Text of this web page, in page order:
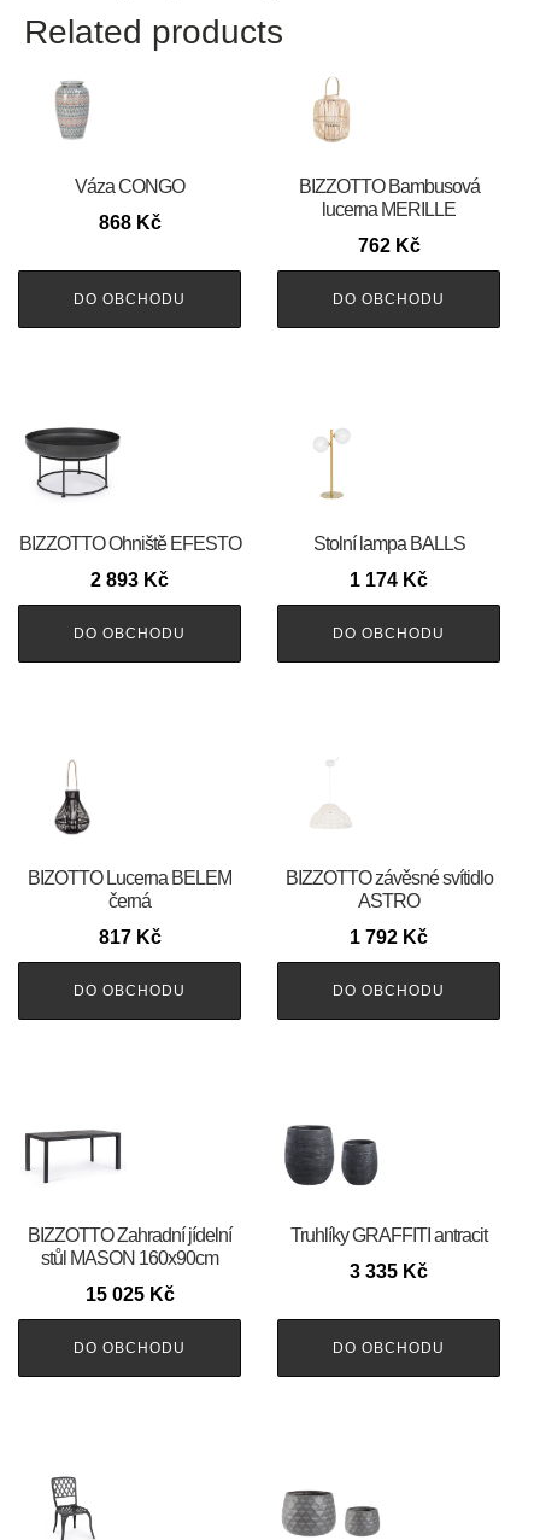
Related products
Váza CONGO
868 Kč
DO OBCHODU
BIZZOTTO Bambusová
lucerna MERILLE
762 Kč
DO OBCHODU
BIZZOTTO Ohniště EFESTO
2 893 Kč
DO OBCHODU
Stolní lampa BALLS
1 174 Kč
DO OBCHODU
BIZOTTO Lucerna BELEM
černá
817 Kč
DO OBCHODU
BIZZOTTO závěsné svítidlo
ASTRO
1 792 Kč
DO OBCHODU
BIZZOTTO Zahradní jídelní
stůl MASON 160x90cm
15 025 Kč
DO OBCHODU
Truhlíky GRAFFITI antracit
3 335 Kč
DO OBCHODU